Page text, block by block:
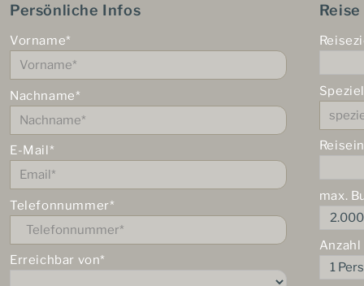
Persönliche Infos
Vorname*
Nachname*
E-Mail*
Telefonnummer*
Erreichbar von*
max.